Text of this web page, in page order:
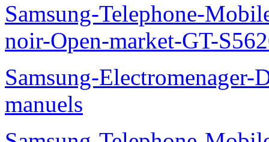
Samsung-Telephone-
noir-Open-market-GT-
Samsung-Electromenager-
manuels